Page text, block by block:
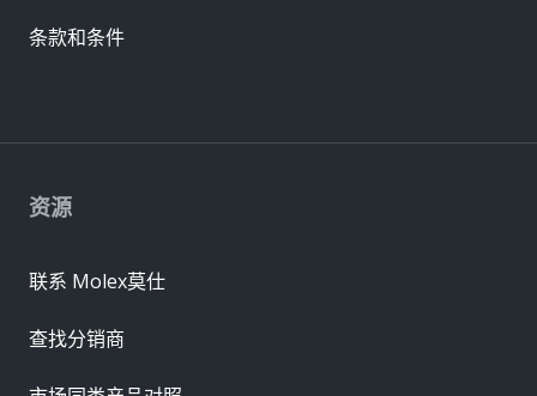
资源
联系 Molex莫仕
查找分销商
条款和条件